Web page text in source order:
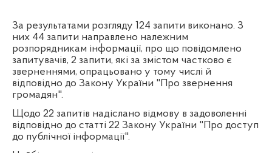
За результатами розгляду 124 запити виконано. З
них 44 запити направлено належним
розпорядникам інформації, про що повідомлено
запитувачів, 2 запити, які за змістом частково є
зверненнями, опрацьовано у тому числі й
відповідно до Закону України "Про звернення
громадян".
Щодо 22 запитів надіслано відмову в задоволенні
відповідно до статті 22 Закону України "Про доступ
до публічної інформації".